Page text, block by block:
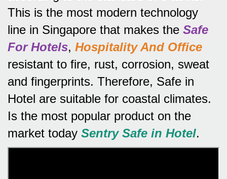
This is the most modern technology
line in Singapore that makes the Safe
For Hotels, Hospitality And Office
resistant to fire, rust, corrosion, sweat
and fingerprints. Therefore, Safe in
Hotel are suitable for coastal climates.
Is the most popular product on the
market today Sentry Safe in Hotel.